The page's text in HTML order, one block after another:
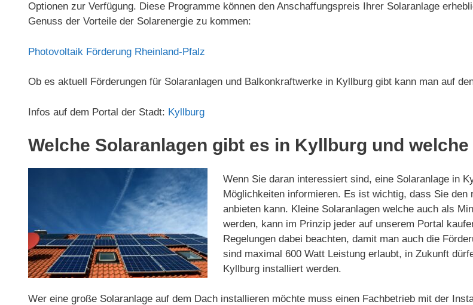
Optionen zur Verfügung. Diese Programme können den Anschaffungspreis Ihrer Solaranlage
Genuss der Vorteile der Solarenergie zu kommen:
Photovoltaik Förderung Rheinland-Pfalz
Ob es aktuell Förderungen für Solaranlagen und Balkonkraftwerke in Kyllburg gibt kann man auf
Infos auf dem Portal der Stadt: Kyllburg
Welche Solaranlagen gibt es in Kyllburg und
Wenn Sie daran interessiert sind, eine Solaranlage in
Möglichkeiten informieren. Es ist wichtig, dass Sie
anbieten kann. Kleine Solaranlagen welche auch als
werden, kann im Prinzip jeder auf unserem Portal
Regelungen dabei beachten, damit man auch die
sind maximal 600 Watt Leistung erlaubt, in Zukunft
Kyllburg installiert werden.
Wer eine große Solaranlage auf dem Dach installieren möchte muss einen Fachbetrieb mit der